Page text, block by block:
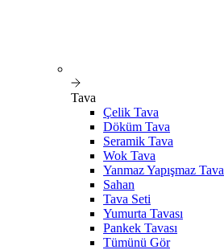
Tava
Çelik Tava
Döküm Tava
Seramik Tava
Wok Tava
Yanmaz Yapışmaz Tava
Sahan
Tava Seti
Yumurta Tavası
Pankek Tavası
Tümünü Gör